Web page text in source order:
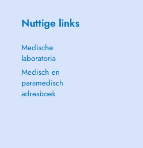
Nuttige links
Medische
laboratoria
Medisch en
paramedisch
adresboek